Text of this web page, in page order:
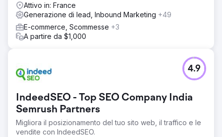
Attivo in: France
Generazione di lead, Inbound Marketing +49
E-commerce, Scommesse +3
A partire da $1,000
IndeedSEO - Top SEO Company India
Semrush Partners
Migliora il posizionamento del tuo sito web, il traffico e le
vendite con IndeedSEO.
4.9